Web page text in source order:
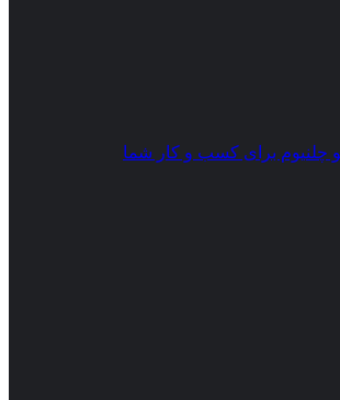
چلنیوم برای کسب و کار شما